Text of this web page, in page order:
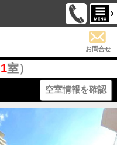
お問合せ
1室）
空室情報を確認